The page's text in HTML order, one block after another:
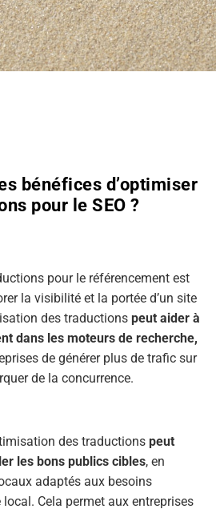
bénéfices d’optimiser
pour le SEO ?
pour le référencement est
la visibilité et la portée d’un site
des traductions peut aider à
dans les moteurs de recherche,
de générer plus de trafic sur
de la concurrence.
des traductions peut
les bons publics cibles, en
adaptés aux besoins
Cela permet aux entreprises